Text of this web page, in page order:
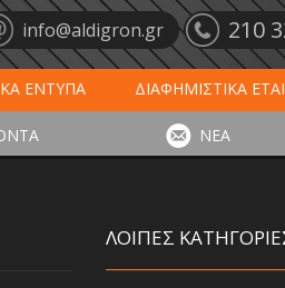
info@aldigron.gr 210
ΕΝΤΥΠΑ ΔΙΑΦΗΜΙΣΤΙΚΑ
- ΕΣΤΙΑΣΗ ΤΑΠΕΤΑ ΕΙΣΟΔΟΥ
ΝΕΑ
ΛΟΙΠΕΣ